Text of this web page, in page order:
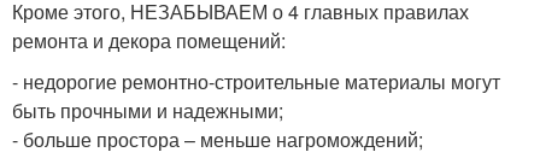
Кроме этого, НЕЗАБЫВАЕМ о 4 главных правилах
ремонта и декора помещений:
- недорогие ремонтно-строительные материалы могут
быть прочными и надежными;
- больше простора – меньше нагромождений;